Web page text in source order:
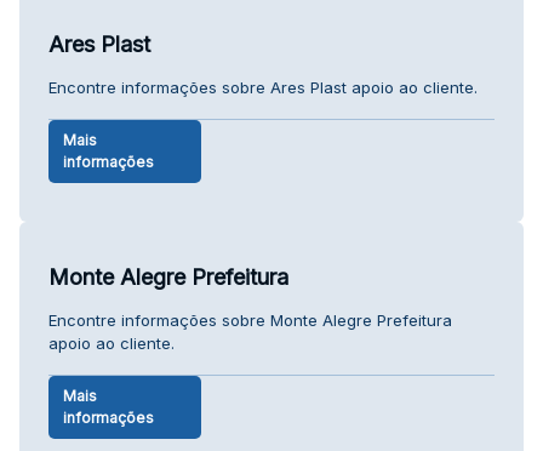
Ares Plast
Encontre informações sobre Ares Plast apoio ao cliente.
Mais
informações
Monte Alegre Prefeitura
Encontre informações sobre Monte Alegre Prefeitura
apoio ao cliente.
Mais
informações